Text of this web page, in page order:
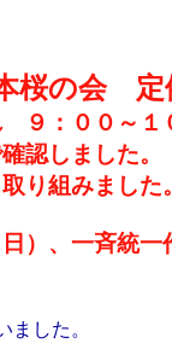
桜の会 定
：００～１
認しました
り組みました。
）、一斉統
した。